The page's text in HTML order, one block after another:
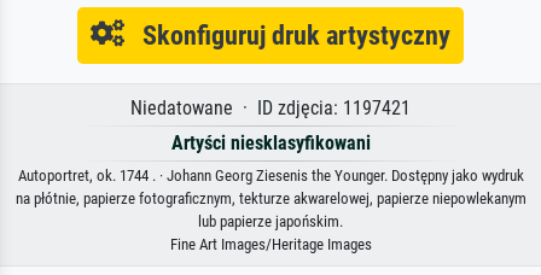
Skonfiguruj druk artystyczny
Niedatowane · ID zdjęcia: 1197421
Artyści niesklasyfikowani
Autoportret, ok. 1744 . · Johann Georg Ziesenis the Younger. Dostępny jako wydruk
na płótnie, papierze fotograficznym, tekturze akwarelowej, papierze niepowlekanym
lub papierze japońskim.
Fine Art Images/Heritage Images